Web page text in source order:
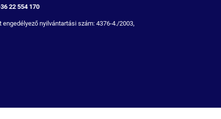
22 554 170
nyilvántartási szám: 4376-4./2003,